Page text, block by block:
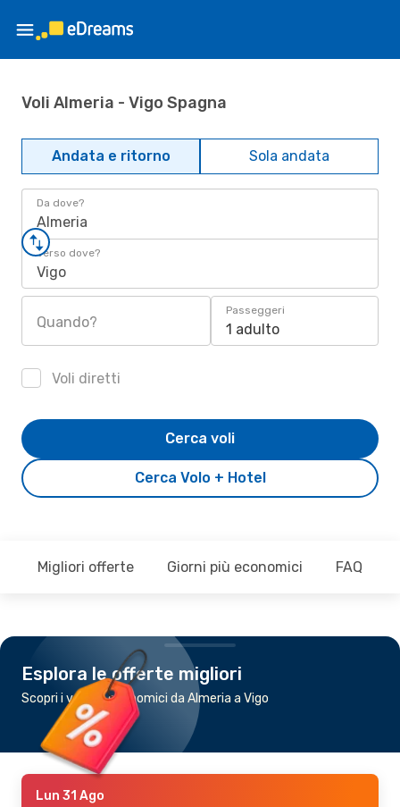
Voli Almeria - Vigo Spagna
Andata e ritorno Sola andata
Da dove?
Almeria
Verso dove?
Vigo
Quando?
Passeggeri
1 adulto
Voli diretti
Cerca Volo + Hotel
Cerca voli
Migliori offerte Giorni più economici FAQ
Esplora le offerte migliori
Scopri i voli più economici da Almeria a Vigo
Lun 31 Ago